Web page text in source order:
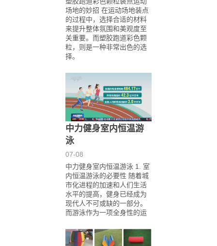
场地的妙招 在运动场地装点
的过程中，选择合适的材料
来提升整体氛围和美观度至
关重要。而塑胶跑道彩色颗
粒，则是一种非常出色的选
择。
中力健身室内恒温游
泳
07-08
中力健身室内恒温游泳 1. 室
内恒温游泳的必要性 随着城
市化进程的加速和人们生活
水平的提高，健身已经成为
现代人不可或缺的一部分。
而游泳作为一项全身性的运